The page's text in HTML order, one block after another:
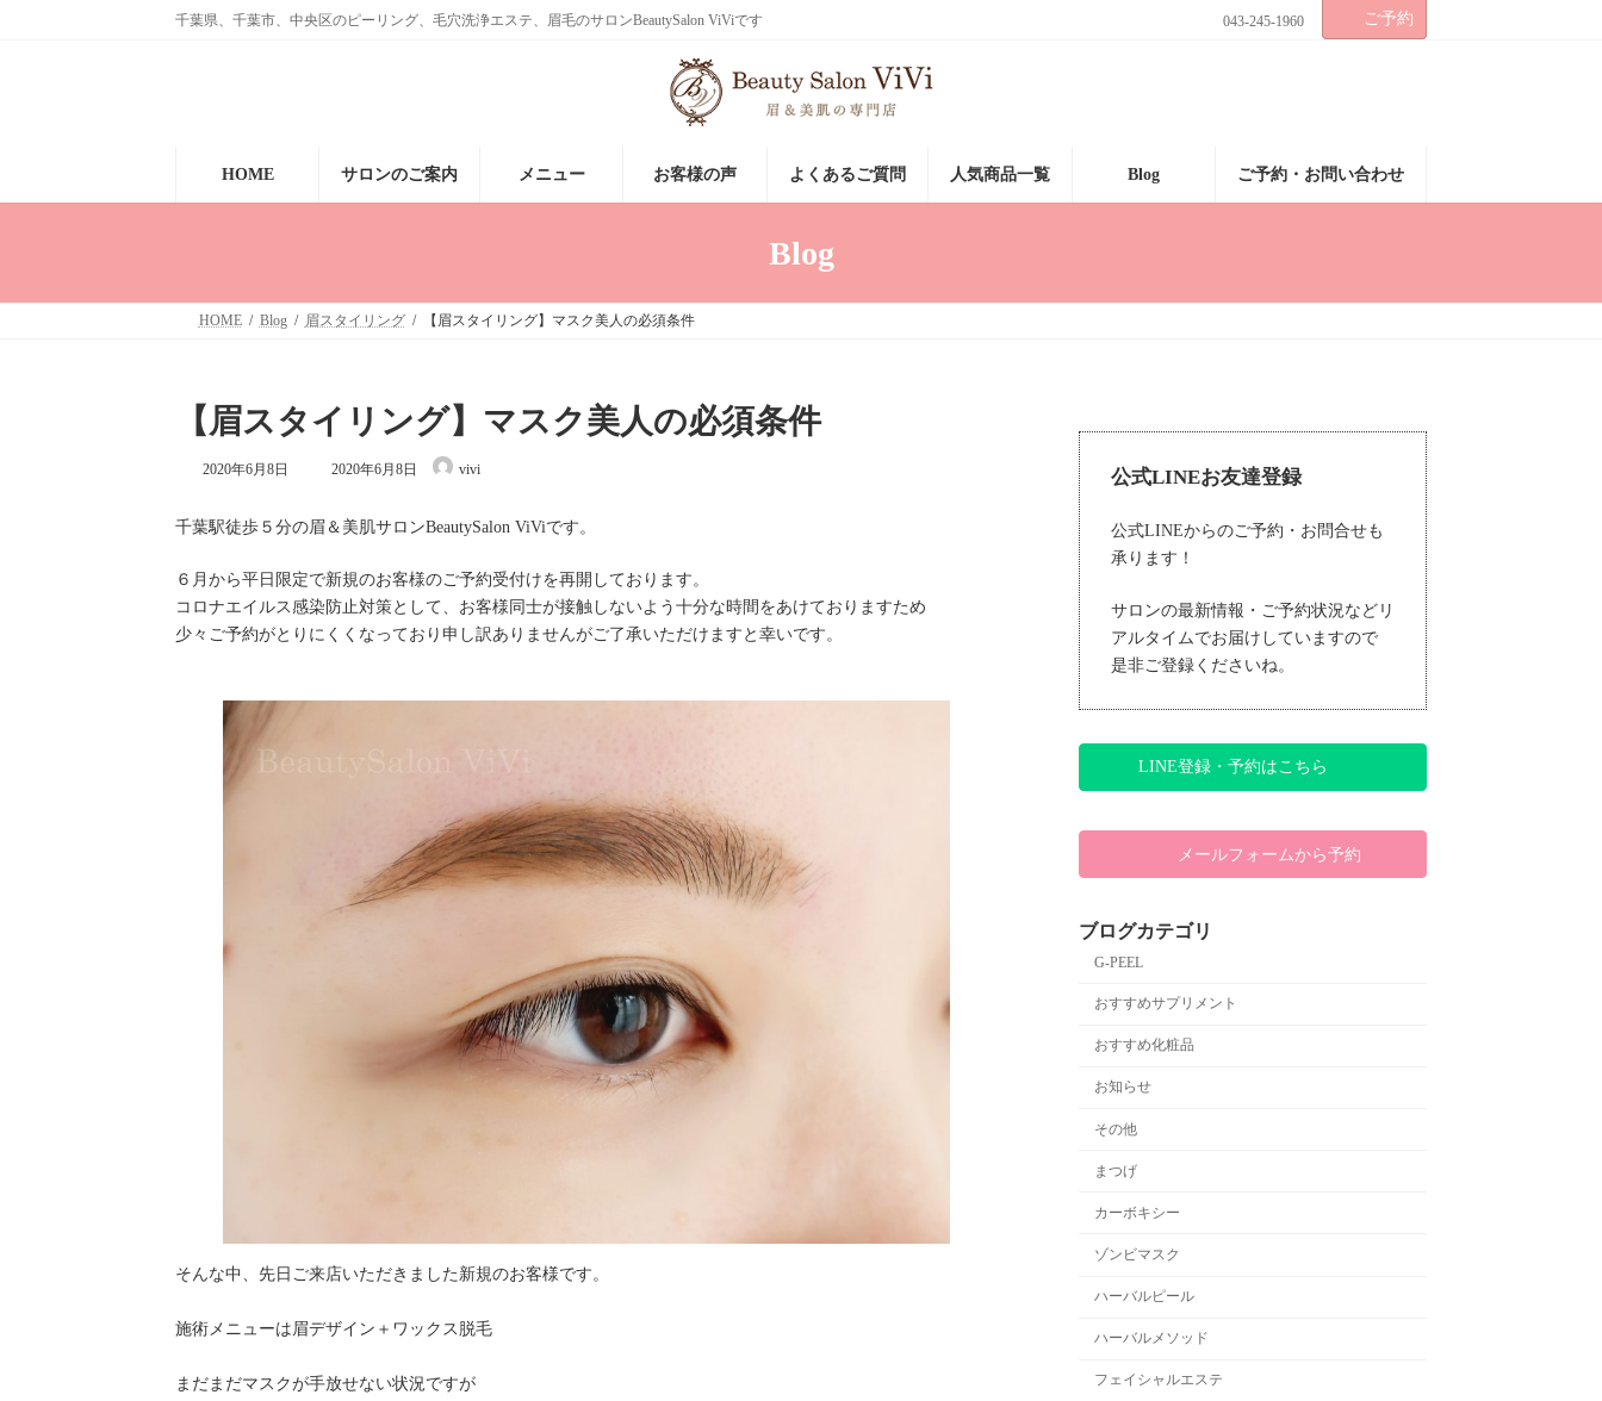
プ
動
千葉県、千葉市、中央区のピーリング、毛穴洗浄エステ、眉毛のサロンBeautySalon ViViです 043-245-1960 ご予約
HOME サロンのご案内 メニュー お客様の声 よくあるご質問 人気商品一覧 Blog ご予約・お問い合わせ
Blog
HOME Blog 眉スタイリング 【眉スタイリング】マスク美人の必須条件
【眉スタイリング】マスク美人の必須条件
2020年6月8日
最
新
:
2020年6月8日 vivi
千葉駅徒歩５分の眉＆美肌サロンBeautySalon ViViです。
６月から平日限定で新規のお客様のご予約受付けを再開しております。
コロナエイルス感染防止対策として、お客様同士が接触しないよう十分な時間をあけておりますため
少々ご予約がとりにくくなっており申し訳ありませんがご了承いただけますと幸いです。
そんな中、先日ご来店いただきました新規のお客様です。
施術メニューは眉デザイン＋ワックス脱毛
まだまだマスクが手放せない状況ですが
公式LINEお友達登録
公式LINEからのご予約・お問合せも
承ります！
サロンの最新情報・ご予約状況などリ
アルタイムでお届けしていますので
是非ご登録くださいね。
LINE登録・予約はこちら
メールフォームから予約
ブログカテゴリ
G-PEEL
おすすめサプリメント
おすすめ化粧品
お知らせ
その他
まつげ
カーボキシー
ゾンビマスク
ハーバルピール
ハーバルメソッド
フェイシャルエステ